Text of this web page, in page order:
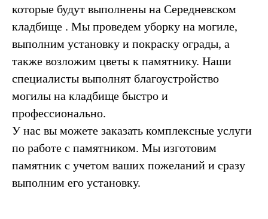
которые будут выполнены на Середневском
кладбище . Мы проведем уборку на могиле,
выполним установку и покраску ограды, а
также возложим цветы к памятнику. Наши
специалисты выполнят благоустройство
могилы на кладбище быстро и
профессионально.
У нас вы можете заказать комплексные услуги
по работе с памятником. Мы изготовим
памятник с учетом ваших пожеланий и сразу
выполним его установку.